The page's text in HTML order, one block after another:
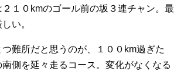
１０kmのゴール前の坂３連チャン。最
い。
難所だと思うのが、１００km過ぎた
側を延々走るコース。変化がなくなる